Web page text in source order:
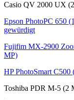
Casio QV 2000 UX
Epson PhotoPC 650
gewürdigt
Fujifim MX-2900
MP)
HP PhotoSmart C500
Toshiba PDR M-5 (2